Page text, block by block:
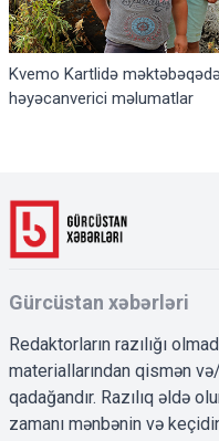
Kvemo Kartlidə
həyəcanverici məlumatlar
Gürcüstan xəbərləri
Redaktorların razılığı
materiallarından qismən
qadağandır. Razılıq əldə
zamanı mənbənin və